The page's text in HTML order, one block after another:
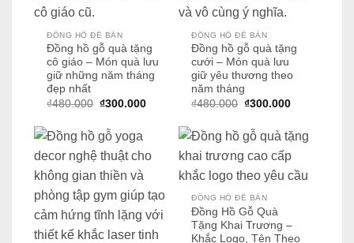
ĐỒNG HỒ ĐỂ BÀN
Đồng hồ gỗ quà tặng
cô giáo – Món quà lưu
giữ những năm tháng
đẹp nhất
₫480.000 Giá
₫480.000.
₫300.000Giá
₫300.000.
ĐỒNG HỒ ĐỂ BÀN
Đồng hồ gỗ quà tặng
cưới – Món quà lưu
giữ yêu thương theo
năm tháng
₫480.000 Giá
₫480.000.
₫300.000Giá
là:
₫300.000.
ĐỒNG HỒ ĐỂ BÀN
Đồng Hồ Gỗ Quà
Tặng Khai Trương –
Khắc Logo, Tên Theo